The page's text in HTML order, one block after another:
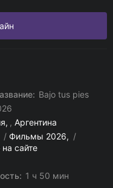
Bajo tus pies
, Аргентина
/ Фильмы 2026
/
сайте
1 ч 50 мин